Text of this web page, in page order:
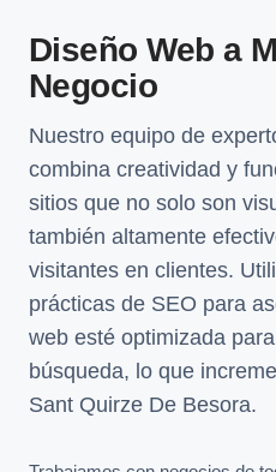
Diseño Web a
Negocio
Nuestro equipo de
combina creatividad y
sitios que no solo son
también altamente
visitantes en clientes.
prácticas de SEO para
web esté optimizada
búsqueda, lo que
Sant Quirze De Besora.